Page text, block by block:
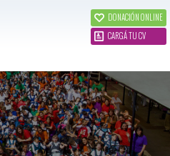
DONACIÓN ONLINE
CARGÁ TU CV